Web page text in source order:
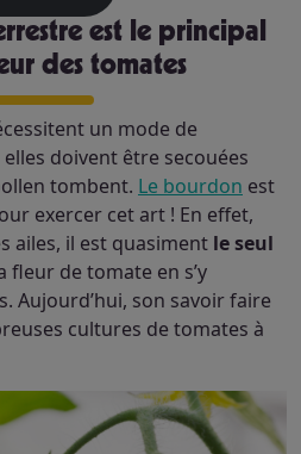
des tomates
un mode de
doivent être secouées
tombent. Le bourdon est
exercer cet art ! En effet,
ailes, il est quasiment le seul
fleur de tomate en s’y
Aujourd’hui, son savoir faire
cultures de tomates à